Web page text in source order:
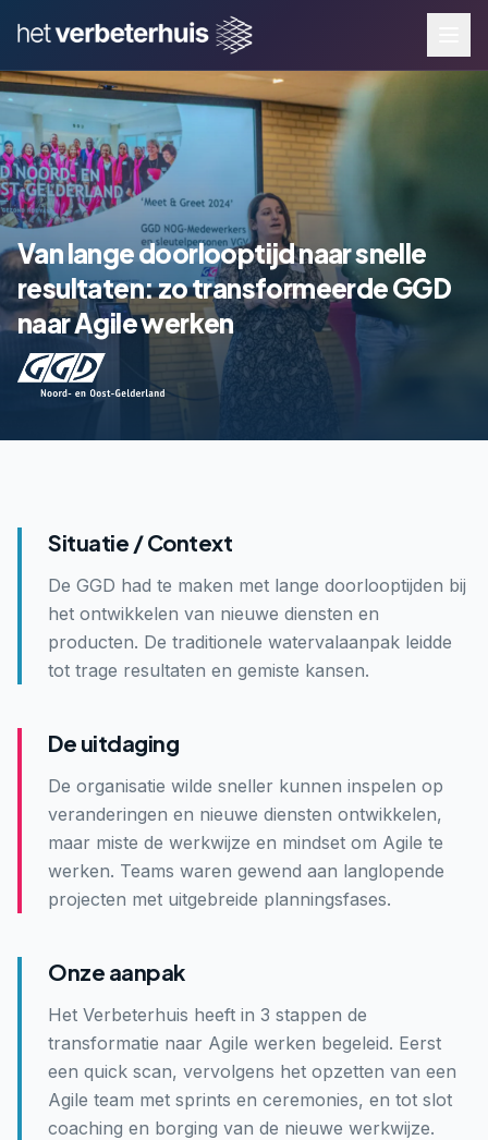
Van lange doorlooptijd naar snelle
resultaten: zo transformeerde GGD
naar Agile werken
Situatie / Context
De GGD had te maken met lange doorlooptijden bij
het ontwikkelen van nieuwe diensten en
producten. De traditionele watervalaanpak leidde
tot trage resultaten en gemiste kansen.
De uitdaging
De organisatie wilde sneller kunnen inspelen op
veranderingen en nieuwe diensten ontwikkelen,
maar miste de werkwijze en mindset om Agile te
werken. Teams waren gewend aan langlopende
projecten met uitgebreide planningsfases.
Onze aanpak
Het Verbeterhuis heeft in 3 stappen de
transformatie naar Agile werken begeleid. Eerst
een quick scan, vervolgens het opzetten van een
Agile team met sprints en ceremonies, en tot slot
coaching en borging van de nieuwe werkwijze.